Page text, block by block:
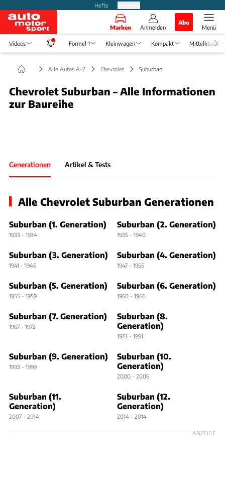
Hefte
Marken Anmelden
Abo
Menü
Videos Formel 1 Kleinwagen Kompakt Mittelklasse
Alle Autos A-Z Chevrolet Suburban
Chevrolet Suburban – Alle Informationen
zur Baureihe
Generationen Artikel & Tests
Alle Chevrolet Suburban Generationen
Suburban (1. Generation)
1933 - 1934
Suburban (2. Generation)
1935 - 1940
Suburban (3. Generation)
1941 - 1946
Suburban (4. Generation)
1947 - 1955
Suburban (5. Generation)
1955 - 1959
Suburban (6. Generation)
1960 - 1966
Suburban (7. Generation)
1967 - 1972
Suburban (8.
Generation)
1973 - 1991
Suburban (9. Generation)
1993 - 1999
Suburban (10.
Generation)
2000 - 2006
Suburban (11.
Generation)
2007 - 2014
Suburban (12.
Generation)
2014 - 2014
ANZEIGE